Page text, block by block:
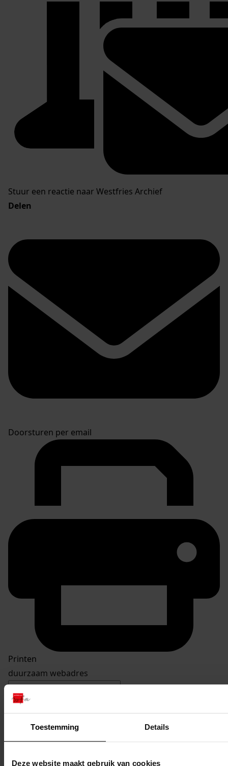
Toestemming Details
Deze website maakt gebruik van cookies
Stuur een reactie naar Westfries Archief
Delen
Doorsturen per email
Printen
duurzaam webadres
Inventaris